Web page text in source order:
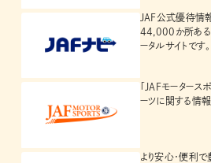
JAF公式優待情
44,000か所ある
ータルサイトです。
「JAFモータース
ーツに関する情
より安心・便利で